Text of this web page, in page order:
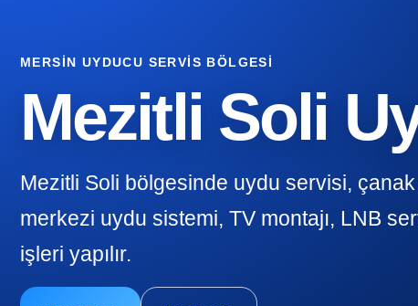
MERSIN UYDUCU SERVIS BÖLGESI
Mezitli Soli
Mezitli Soli bölgesinde uydu servisi,
merkezi uydu sistemi, TV montajı, LNB
işleri yapılır.